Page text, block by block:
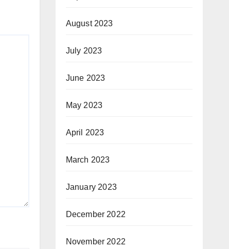
August 2023
July 2023
June 2023
May 2023
April 2023
March 2023
January 2023
December 2022
November 2022